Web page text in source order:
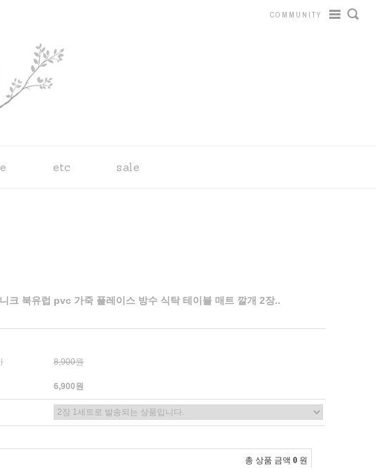
COMMUNITY
etc sale
크 북유럽 pvc 가죽 플레이스 방수 식탁 테이블 매트 깔개 2장..
8,900원
6,900원
총 상품 금액 0 원